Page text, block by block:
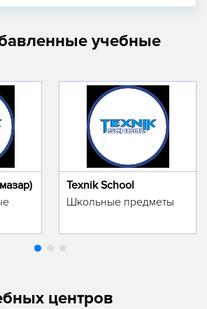
учебные
Texnik School
Школьные предметы
центров